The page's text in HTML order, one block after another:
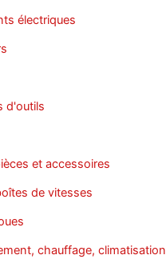
électriques
d'outils
et accessoires
de vitesses
chauffage, climatisation